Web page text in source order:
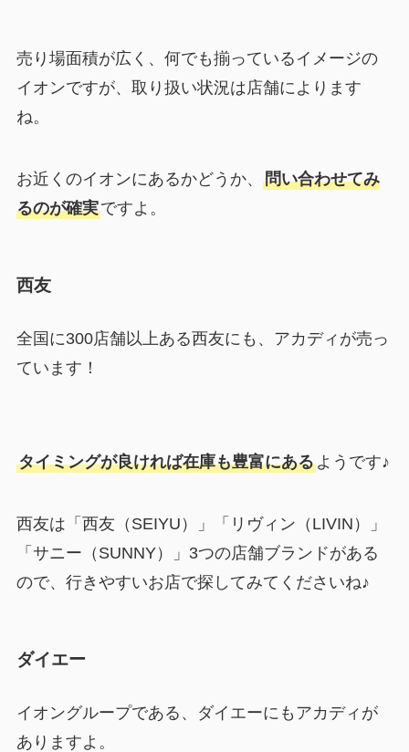
売り場面積が広く、何でも揃っているイメージの
イオンですが、取り扱い状況は店舗によります
ね。
お近くのイオンにあるかどうか、 問い合わせてみ
るのが確実ですよ。
西友
全国に300店舗以上ある西友にも、アカディが売っ
ています！
タイミングが良ければ在庫も豊富にあるようです♪
西友は「西友（SEIYU）」「リヴィン（LIVIN）」
「サニー（SUNNY）」3つの店舗ブランドがある
ので、行きやすいお店で探してみてくださいね♪
ダイエー
イオングループである、ダイエーにもアカディが
ありますよ。